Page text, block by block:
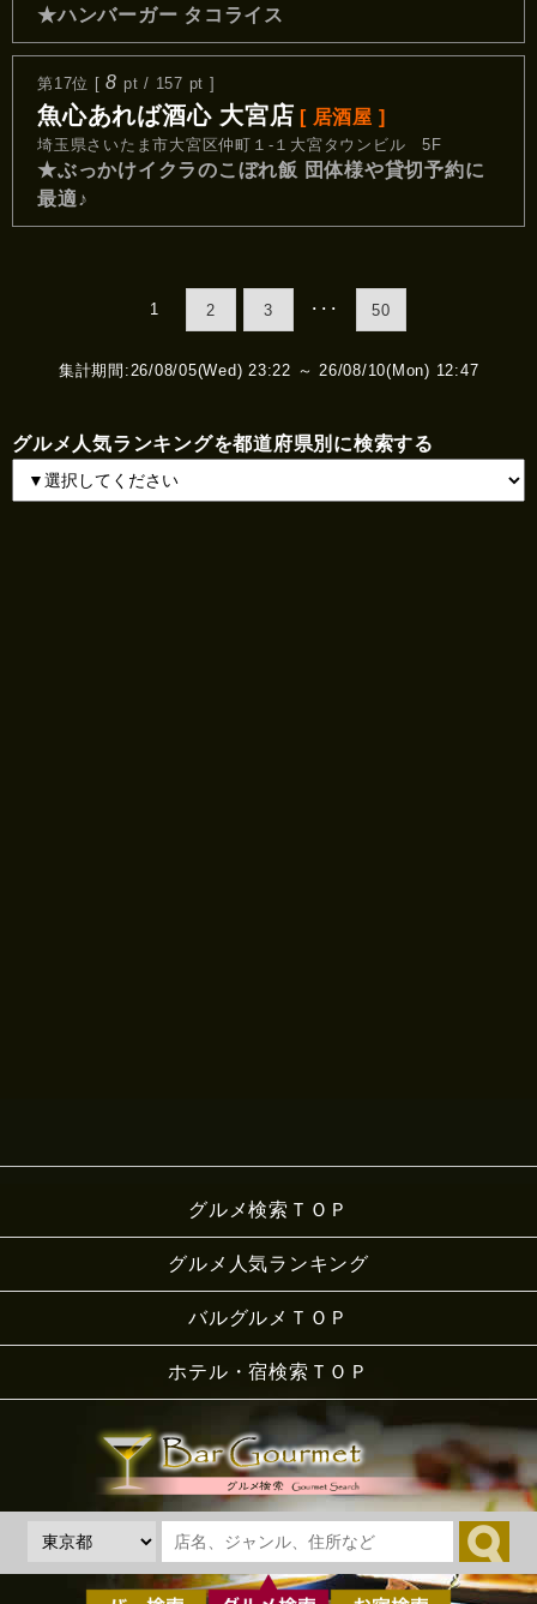
★ハンバーガー タコライス
第17位 [8 pt / 157 pt ]
魚心あれば酒心 大宮店 [ 居酒屋 ]
埼玉県さいたま市大宮区仲町１-１大宮タウンビル 5F
★ぶっかけイクラのこぼれ飯 団体様や貸切予約に
最適♪
1 2 3 ･･･ 50
集計期間:26/08/05(Wed) 23:22 ～ 26/08/10(Mon) 12:47
グルメ人気ランキングを都道府県別に検索する
グルメ検索ＴＯＰ
グルメ人気ランキング
バルグルメＴＯＰ
ホテル・宿検索ＴＯＰ